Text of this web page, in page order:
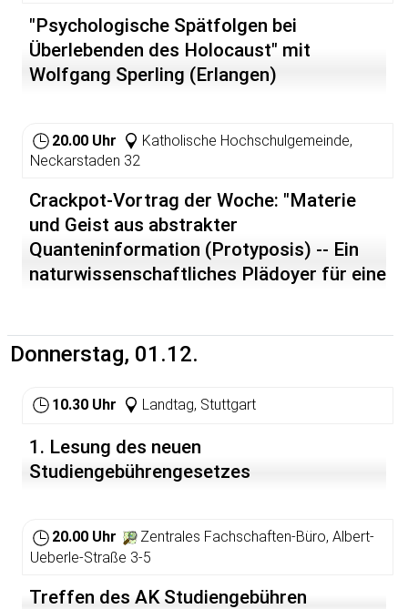
"Psychologische Spätfolgen bei
Überlebenden des Holocaust" mit
Wolfgang Sperling (Erlangen)
20.00 Uhr
Katholische Hochschulgemeinde,
Neckarstaden 32
Crackpot-Vortrag der Woche: "Materie
und Geist aus abstrakter
Quanteninformation (Protyposis) -- Ein
naturwissenschaftliches Plädoyer für eine
irgendwer feuern, dort? d.S.]
Donnerstag, 01.12.
10.30 Uhr Landtag, Stuttgart
1. Lesung des neuen
Studiengebührengesetzes
20.00 Uhr
Zentrales Fachschaften-Büro, Albert-
Ueberle-Straße 3-5
Treffen des AK Studiengebühren